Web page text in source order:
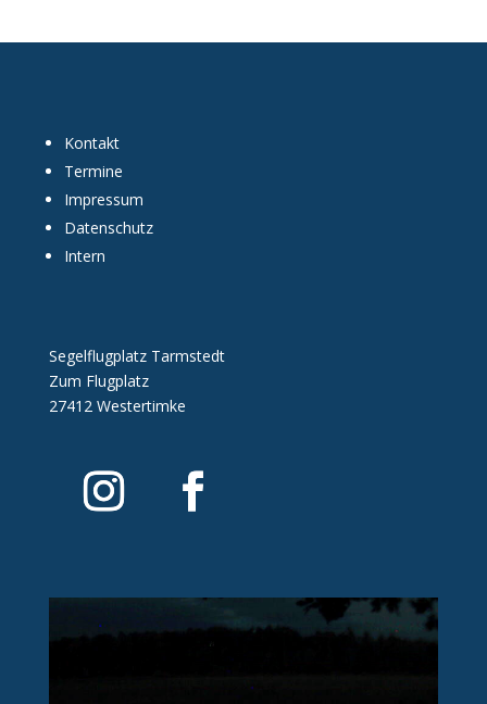
Kontakt
Termine
Impressum
Datenschutz
Intern
Segelflugplatz Tarmstedt
Zum Flugplatz
27412 Westertimke